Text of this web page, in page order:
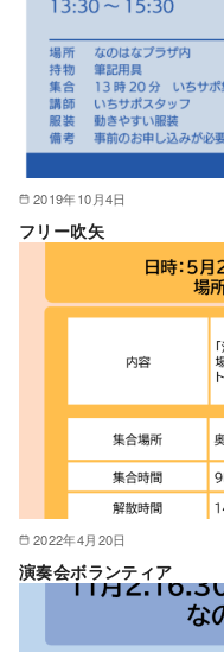
2019年10月4日
フリー吹矢
2022年4月20日
演奏会ボランティア